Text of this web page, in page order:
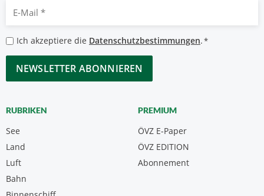
Mail
*
Datenschutzbestimmungen
*
Ich akzeptiere die Datenschutzbestimmungen.*
CAPTCHA
RUBRIKEN
See
Land
Luft
Bahn
PREMIUM
ÖVZ E-Paper
Abonnement
ÖVZ EDITION